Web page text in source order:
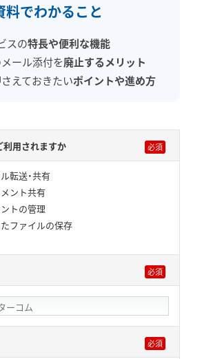
料でわかること
スの特長や便利な機能
ール添付を廃止するメリット
えておきたいポイントや進め方
利用されますか
転送・共有
ント共有
トの管理
ファイルの保存